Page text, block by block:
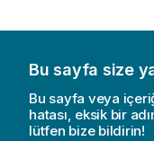
Bu sayfa size
Bu sayfa veya
hatası, eksik bir
lütfen bize bildirin!